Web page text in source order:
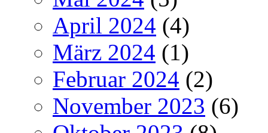
April 2024 (4)
März 2024 (1)
Februar 2024 (2)
November 2023 (6)